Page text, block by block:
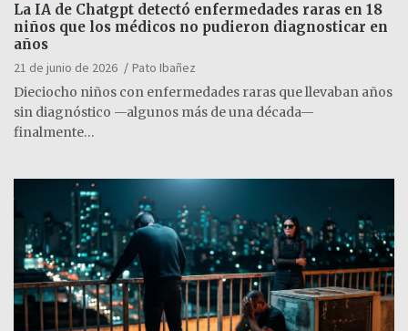
La IA de Chatgpt detectó enfermedades raras en 18
niños que los médicos no pudieron diagnosticar en
años
21 de junio de 2026
Pato Ibañez
Dieciocho niños con enfermedades raras que llevaban años
sin diagnóstico —algunos más de una década—
finalmente…